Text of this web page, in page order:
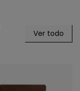
Ver todo